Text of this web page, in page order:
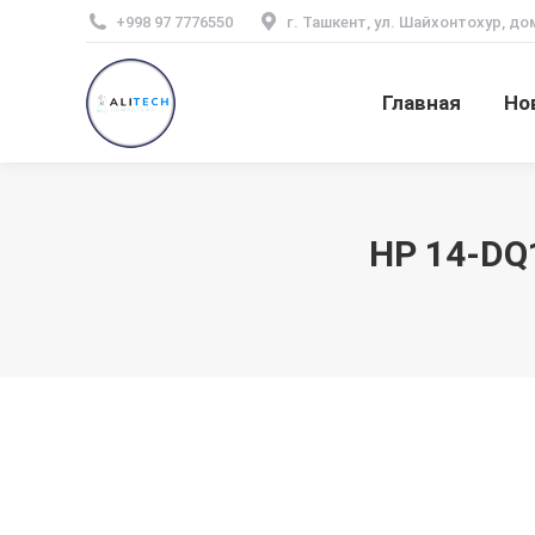
+998 97 7776550 г. Ташкент, ул. Шайхонтохур,
Главная
HP 14-